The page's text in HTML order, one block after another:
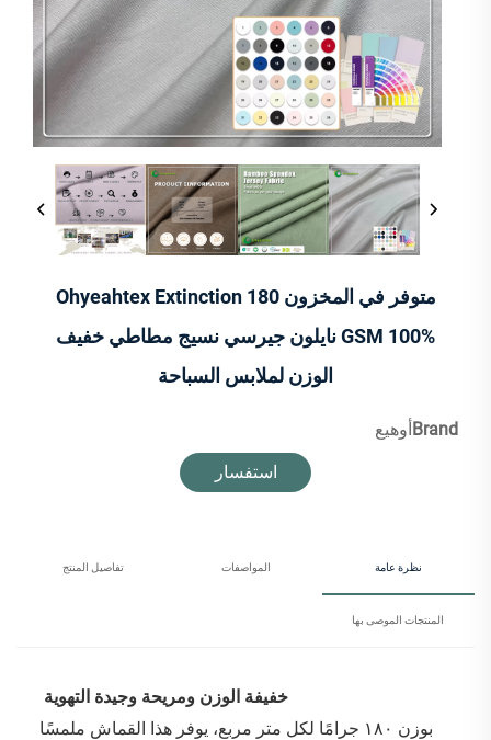
متوفر في المخزون Ohyeahtex Extinction 180
GSM 100% نايلون جيرسي نسيج مطاطي خفيف
الوزن لملابس السباحة
Brand أوهيع
استفسار
نظرة عامة المواصفات تفاصيل المنتج
المنتجات الموصى بها
خفيفة الوزن ومريحة وجيدة التهوية
بوزن ١٨٠ جرامًا لكل متر مربع، يوفر هذا القماش ملمسًا